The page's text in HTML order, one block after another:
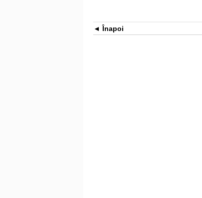
Înapoi